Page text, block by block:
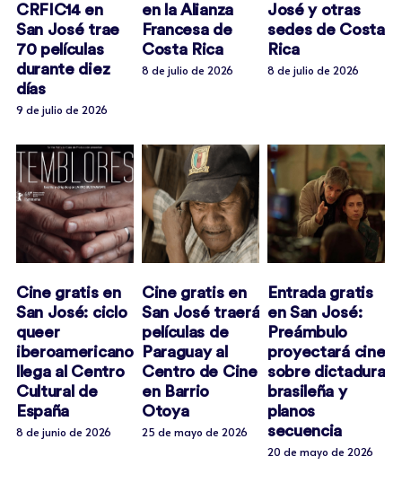
CRFIC14 en
San José trae
70 películas
durante diez
días
9 de julio de 2026
en la Alianza
Francesa de
Costa Rica
8 de julio de 2026
José y otras
sedes de Costa
Rica
8 de julio de 2026
Cine gratis en
San José: ciclo
queer
iberoamericano
llega al Centro
Cultural de
España
8 de junio de 2026
Cine gratis en
San José traerá
películas de
Paraguay al
Centro de Cine
en Barrio
Otoya
25 de mayo de 2026
Entrada gratis
en San José:
Preámbulo
proyectará cine
sobre dictadura
brasileña y
planos
secuencia
20 de mayo de 2026